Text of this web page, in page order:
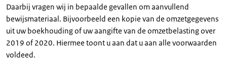
Daarbij vragen wij in bepaalde gevallen om aanvullend
bewijsmateriaal. Bijvoorbeeld een kopie van de omzetgegevens
uit uw boekhouding of uw aangifte van de omzetbelasting over
2019 of 2020. Hiermee toont u aan dat u aan alle voorwaarden
voldeed.